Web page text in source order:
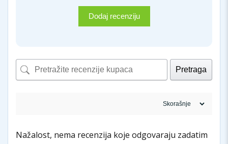
Dodaj recenziju
Pretraga
Nažalost, nema recenzija koje odgovaraju zadatim